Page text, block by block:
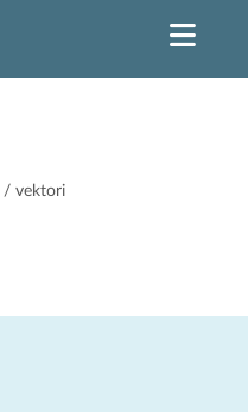
/ vektori